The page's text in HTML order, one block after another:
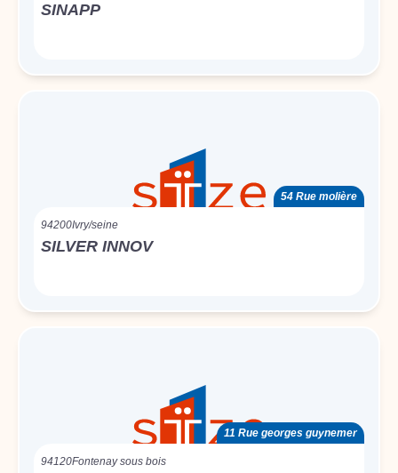
SINAPP
54 Rue molière
94200Ivry/seine
SILVER INNOV
11 Rue georges guynemer
94120Fontenay sous bois